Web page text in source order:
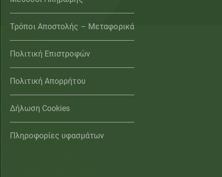
Τρόποι Αποστολής – Μεταφορικά
Πολιτική Επιστροφών
Πολιτική Απορρήτου
Δήλωση Cookies
Πληροφορίες υφασμάτων